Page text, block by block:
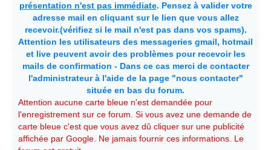
présentation n'est pas immédiate. Pensez à valider votre
adresse mail en cliquant sur le lien que vous allez
recevoir.(vérifiez si le mail n'est pas dans vos spams).
Attention les utilisateurs des messageries gmail, hotmail
et live peuvent avoir des problèmes pour recevoir les
mails de confirmation - Dans ce cas merci de contacter
l'administrateur à l'aide de la page "nous contacter"
située en bas du forum.
Attention aucune carte bleue n'est demandée pour
l'enregistrement sur ce forum. Si vous avez une demande de
carte bleue c'est que vous avez dû cliquer sur une publicité
affichée par Google. Ne jamais fournir ces informations. Le